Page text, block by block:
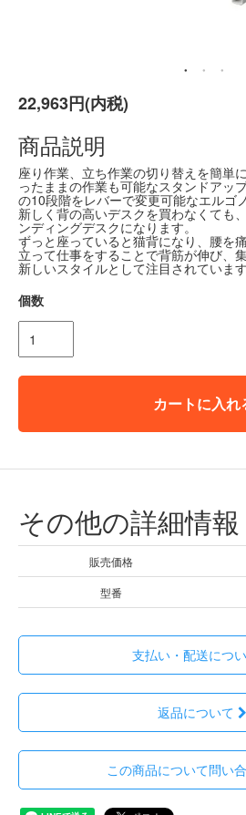
22,963円(内税)
商品説明
座り作業、立ち作業の切り替えを簡単
ったままの作業も可能なスタンドアッ
の10段階をレバーで変更可能なエルゴ
新しく背の高いデスクを買わなくても
ンディングデスクになります。
ずっと座っていると猫背になり、腰を
立って仕事をすることで背筋が伸び、
新しいスタイルとして注目されています
個数
カートに入れ
その他の詳細情報
販売価格
型番
支払い・配送につ
返品について
この商品について問い